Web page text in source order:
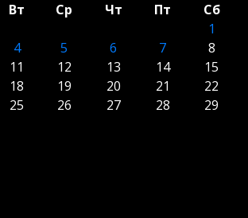
Вт Ср Чт Пт
Сб
1
4 5 6 7
8
11 12 13 14
15
18 19 20 21
22
25 26 27 28
29